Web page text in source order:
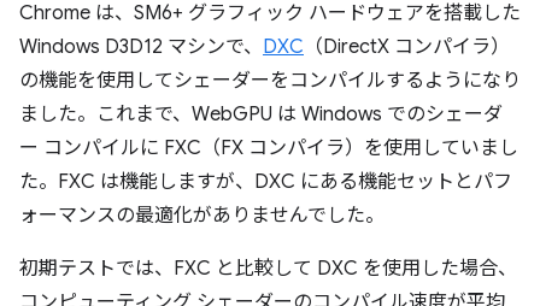
Chrome は、SM6+ グラフィック ハードウェアを搭載した
Windows D3D12 マシンで、 DXC （DirectX コンパイラ）
の機能を使用してシェーダーをコンパイルするようになり
ました。これまで、WebGPU は Windows でのシェーダ
ー コンパイルに FXC（FX コンパイラ）を使用していまし
た。FXC は機能しますが、DXC にある機能セットとパフ
ォーマンスの最適化がありませんでした。
初期テストでは、FXC と比較して DXC を使用した場合、